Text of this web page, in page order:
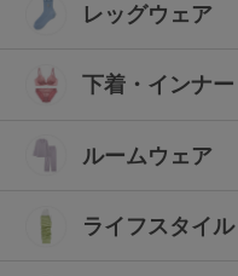
レッグウェア
下着・インナー
ルームウェア
ライフスタイル